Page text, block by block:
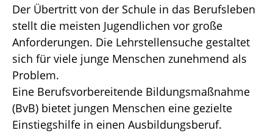
Der Übertritt von der Schule in das Berufsleben
stellt die meisten Jugendlichen vor große
Anforderungen. Die Lehrstellensuche gestaltet
sich für viele junge Menschen zunehmend als
Problem.
Eine Berufsvorbereitende Bildungsmaßnahme
(BvB) bietet jungen Menschen eine gezielte
Einstiegshilfe in einen Ausbildungsberuf.